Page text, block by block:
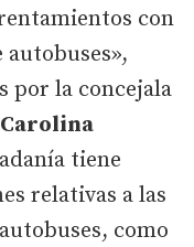
con
por la concejala
Carolina
tiene
relativas a las
como